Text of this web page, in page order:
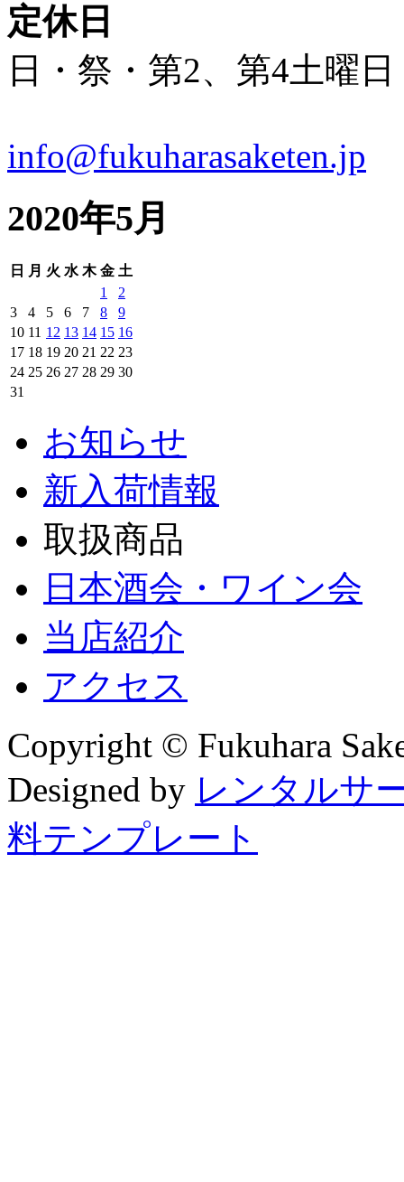
定休日
日・祭・第2、第4土曜日
info@fukuharasaketen.jp
2020年5月
日 月 火 水 木 金 土
1
2
3
4 5 6 7 8
9
10 11 12 13 14 15 16
17 18 19 20 21 22 23
24 25 26 27 28 29 30
31
お知らせ
新入荷情報
取扱商品
日本酒会・ワイン会
当店紹介
アクセス
Copyright © Fukuhara
Designed by レンタルサ
料テンプレート